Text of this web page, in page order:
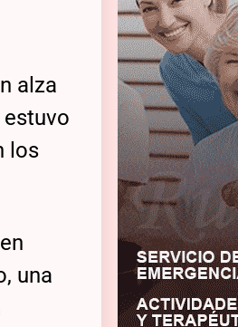
alza
estuvo
los
una